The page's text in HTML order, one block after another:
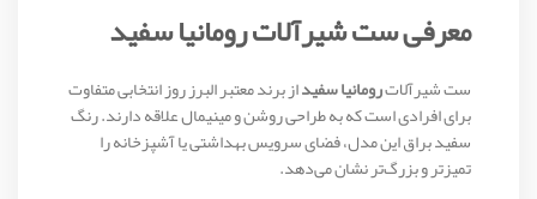
معرفی ست شیرآلات رومانیا سفید
ست شیرآلاترومانیا سفیداز برند معتبرالبرز روزانتخابی متفاوت
برای افرادی است که به طراحی روشن و مینیمال علاقه دارند. رنگ
سفید براق این مدل، فضای سرویس بهداشتی یا آشپزخانه را
تمیزتر و بزرگ‌تر نشان می‌دهد.